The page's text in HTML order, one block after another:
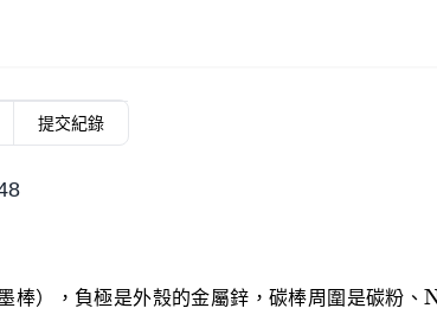
提交紀錄
棒），負極是外殼的金屬鋅，碳棒周圍是碳粉、